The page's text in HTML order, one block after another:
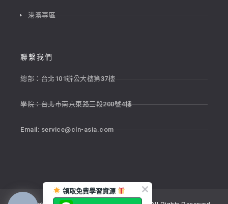
港澳專區
聯繫我們
總部：台北101辦公大樓第37樓
學院：台北市南京東路三段200號4樓
Email:service@cln-asia.com
領取免費學習資源